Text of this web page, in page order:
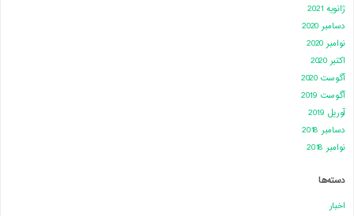
ژانویه 2021
دسامبر 2020
نوامبر 2020
اکتبر 2020
آگوست 2020
آگوست 2019
آوریل 2019
دسامبر 2018
نوامبر 2018
دسته‌ها
اخبار